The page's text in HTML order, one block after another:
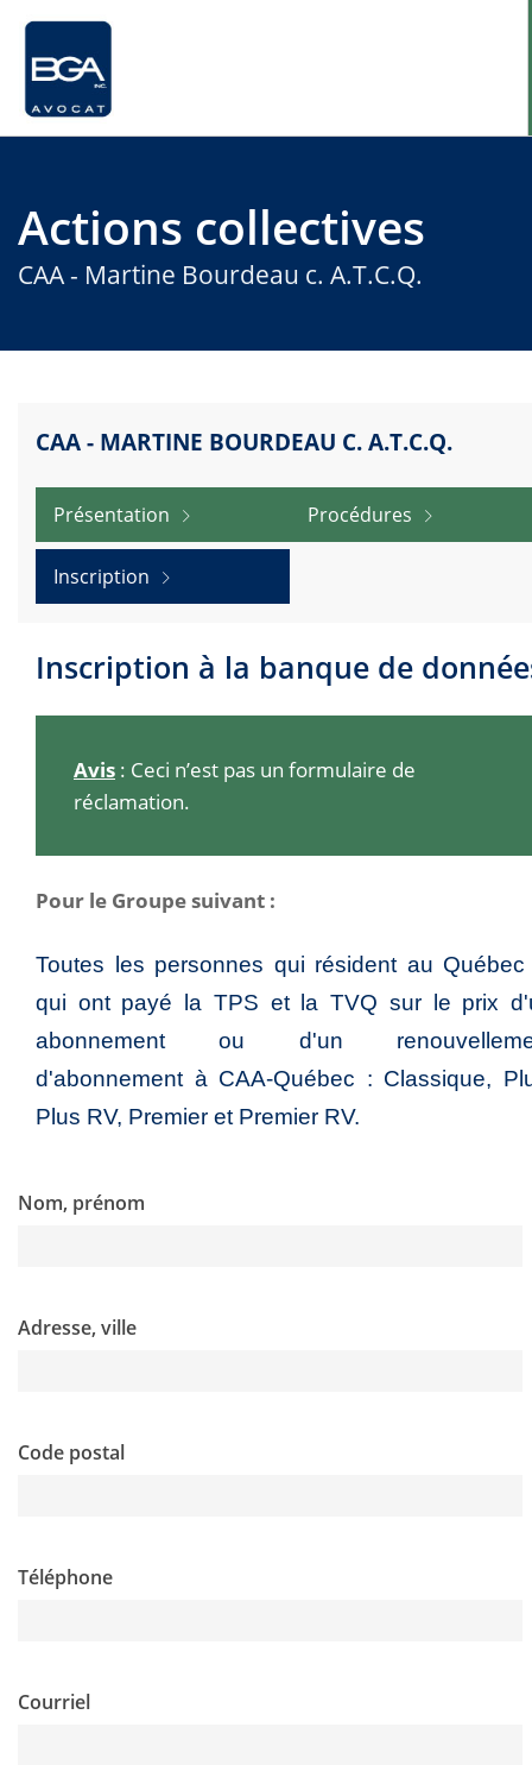
Actions collectives
Actions collectives
CAA - Martine Bourdeau c. A.T.C.Q.
CAA - MARTINE BOURDEAU C. A.T.C.Q.
Présentation Procédures
Inscription
Inscription à la banque de
Avis : Ceci n’est pas un formulaire de
réclamation.
Pour le Groupe suivant :
Toutes les personnes qui résident au Québec
qui ont payé la TPS et la TVQ sur le prix
abonnement ou d'un
d'abonnement à CAA-Québec : Classique,
Plus RV, Premier et Premier RV.
Nom, prénom
Adresse, ville
Code postal
Téléphone
Courriel